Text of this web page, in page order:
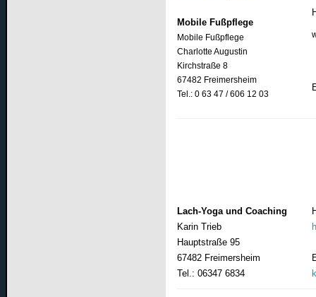
Mobile Fußpflege
Mobile Fußpflege
Charlotte Augustin
Kirchstraße 8
67482 Freimersheim
Tel.: 0 63 47 / 606 12 03
Lach-Yoga und Coaching
Karin Trieb
Hauptstraße 95
67482 Freimersheim
Tel.: 06347 6834